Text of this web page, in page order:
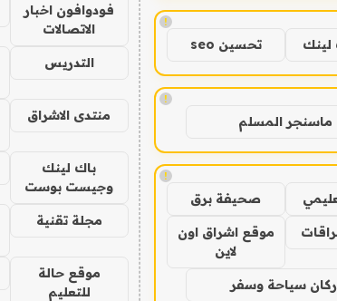
!
لينك تحسين seo
!
ماسنجر المسلم
!
صحيفة برق
موقع اشراق اون
لاين
سياحة وسفر
فودوافون اخبار
الاتصالات
التدريس
منتدى الاشراق
باك لينك
وجيست بوست
مجلة تقنية
موقع حالة
للتعليم